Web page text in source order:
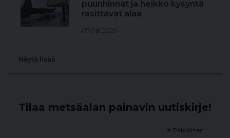
puunhinnat ja heikko kysyntä
rasittavat alaa
07.08.2026
Näytä lisää
Tilaa metsäalan painavin uutiskirje!
* Pakollinen